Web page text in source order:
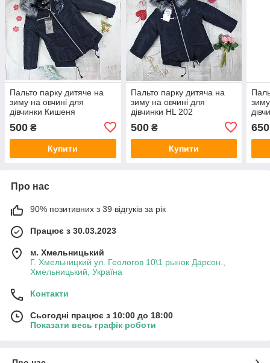
Пальто парку дитяче на
зиму на овчині для
дівчинки Кишеня
500 ₴
Купити
Пальто парку дитяча на
зиму на овчині для
дівчинки HL 202
500₴
Купити
650
Про нас
90% позитивних з 39 відгуків за рік
Працює з 30.03.2023
м. Хмельницький
Г. Хмельницкий ул. Геологов 10\1 рынок Дарсон.,
Хмельницький, Україна
Контакти
Сьогодні працює з 10:00 до 18:00
Показати весь графік роботи